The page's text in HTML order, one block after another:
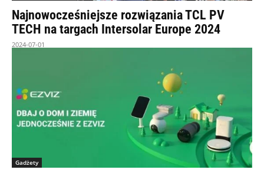
Najnowocześniejsze rozwiązania TCL PV
TECH na targach Intersolar Europe 2024
2024-07-01
Gadżety